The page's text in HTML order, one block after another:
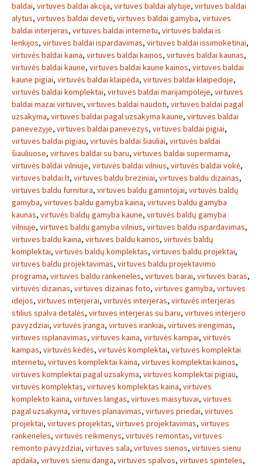
baldai, virtuves baldai akcija, virtuves baldai alytuje, virtuves baldai
alytus, virtuves baldai deveti, virtuves baldai gamyba, virtuves
baldai interjeras, virtuves baldai internetu, virtuves baldai is
lenkijos, virtuves baldai ispardavimas, virtuves baldai issimoketinai,
virtuvės baldai kaina, virtuves baldai kainos, virtuvės baldai kaunas,
virtuvės baldai kaune, virtuves baldai kaune kainos, virtuves baldai
kaune pigiai, virtuvės baldai klaipėda, virtuves baldai klaipedoje,
virtuvės baldai komplektai, virtuves baldai marijampoleje, virtuves
baldai mazai virtuvei, virtuves baldai naudoti, virtuves baldai pagal
uzsakyma, virtuves baldai pagal uzsakyma kaune, virtuves baldai
panevezyje, virtuves baldai panevezys, virtuves baldai pigiai,
virtuves baldai pigiau, virtuvės baldai šiauliai, virtuvės baldai
šiauliuose, virtuves baldai su baru, virtuves baldai supermama,
virtuvės baldai vilniuje, virtuvės baldai vilnius, virtuvės baldai vokė,
virtuves baldai.lt, virtuves baldu breziniai, virtuves baldu dizainas,
virtuves baldu furnitura, virtuves baldu gamintojai, virtuvės baldų
gamyba, virtuves baldu gamyba kaina, virtuves baldu gamyba
kaunas, virtuvės baldų gamyba kaune, virtuvės baldų gamyba
vilniuje, virtuves baldu gamyba vilnius, virtuves baldu ispardavimas,
virtuves baldu kaina, virtuves baldu kainos, virtuvės baldų
komplektai, virtuvės baldų komplektas, virtuves baldu projektai,
virtuves baldu projektavimas, virtuves baldu projektavimo
programa, virtuves baldu rankeneles, virtuves barai, virtuves baras,
virtuvės dizainas, virtuves dizainas foto, virtuves gamyba, virtuves
idejos, virtuves interjerai, virtuvės interjeras, virtuvės interjeras
stilius spalva detalės, virtuves interjeras su baru, virtuves interjero
pavyzdziai, virtuvės įranga, virtuves irankiai, virtuves irengimas,
virtuves isplanavimas, virtuves kaina, virtuvės kampai, virtuvės
kampas, virtuvės kėdės, virtuvės komplektai, virtuves komplektai
internetu, virtuves komplektai kaina, virtuves komplektai kainos,
virtuves komplektai pagal uzsakyma, virtuves komplektai pigiau,
virtuvės komplektas, virtuves komplektas kaina, virtuves
komplekto kaina, virtuves langas, virtuves maisytuvai, virtuves
pagal uzsakyma, virtuves planavimas, virtuves priedai, virtuves
projektai, virtuves projektas, virtuves projektavimas, virtuves
rankeneles, virtuvės reikmenys, virtuvės remontas, virtuves
remonto pavyzdziai, virtuves sala, virtuves sienos, virtuves sienu
apdaila, virtuves sienu danga, virtuves spalvos, virtuves spinteles,